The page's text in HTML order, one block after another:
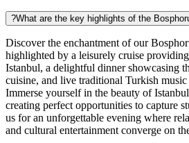
?What are the key highlights of the
Discover the enchantment of our
highlighted by a leisurely cruise
Istanbul, a delightful dinner showcasing
cuisine, and live traditional Turkish music
Immerse yourself in the beauty of
creating perfect opportunities to capture
us for an unforgettable evening where
and cultural entertainment converge on